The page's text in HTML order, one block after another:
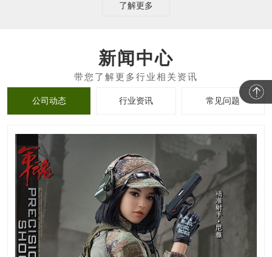
了解更多
新闻中心
公司动态 行业资讯 常见问题